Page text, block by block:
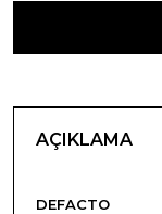
AÇIKLAMA
DEFACTO